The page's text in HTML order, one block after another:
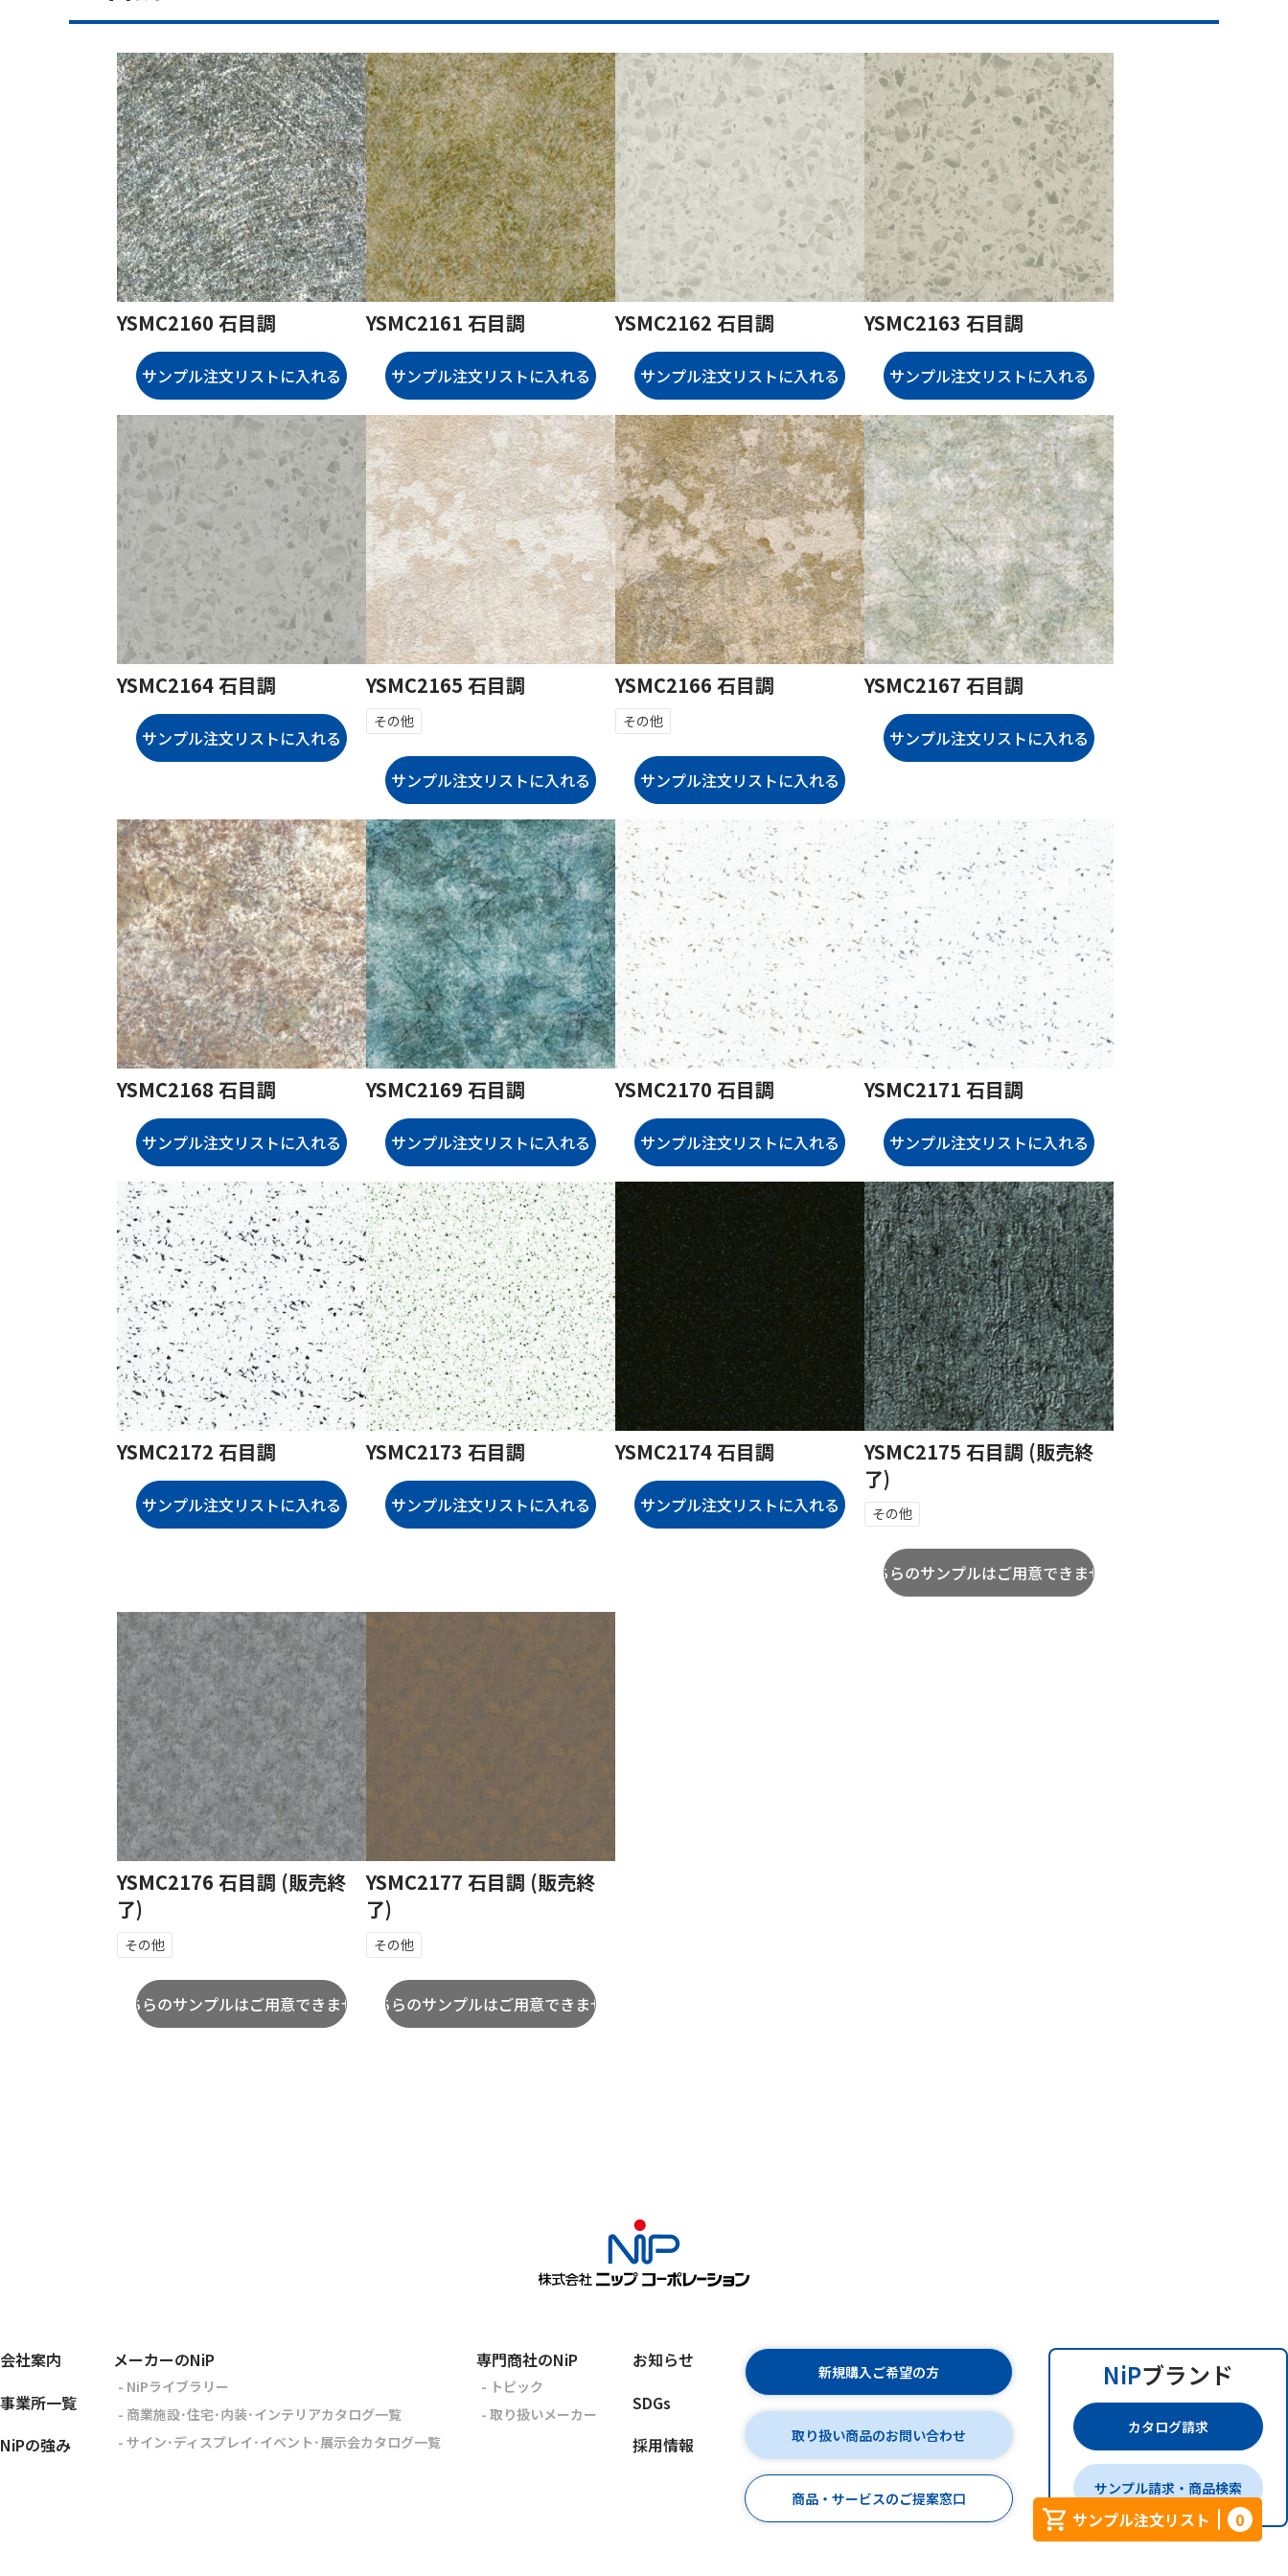
サンプル注文リスト 0
YSMC2160 石目調 YSMC2161 石目調 YSMC2162 石目調 YSMC2163 石目調
YSMC2164 石目調 YSMC2165 石目調
その他
YSMC2166 石目調
その他
YSMC2167 石目調
YSMC2168 石目調 YSMC2169 石目調 YSMC2170 石目調 YSMC2171 石目調
YSMC2172 石目調 YSMC2173 石目調 YSMC2174 石目調
YSMC2175 石目調 (販売終
了)
その他
YSMC2176 石目調 (販売終
了)
その他
YSMC2177 石目調 (販売終
了)
その他
会社案内
事業所一覧
NiPの強み
メーカーのNiP
- NiPライブラリー
- 商業施設･住宅･内装･インテリアカタログ一覧
- サイン･ディスプレイ･イベント･展示会カタログ一覧
専門商社のNiP
- トピック
- 取り扱いメーカー
お知らせ
SDGs
採用情報
新規購入ご希望の方
取り扱い商品のお問い合わせ
商品・サービスのご提案窓口
NiPブランド
カタログ請求
サンプル請求・商品検索